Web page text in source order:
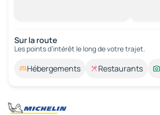
Sur la route
Les points d’intérêt le long de votre trajet.
Hébergements Restaurants